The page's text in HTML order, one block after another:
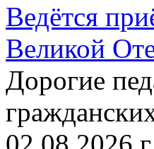
Ведётся
Великой
Дорогие